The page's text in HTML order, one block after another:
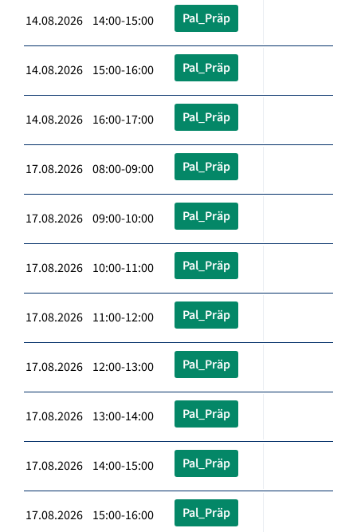
14.08.2026 14:00-15:00 Pal_Präp
14.08.2026 15:00-16:00 Pal_Präp
14.08.2026 16:00-17:00 Pal_Präp
17.08.2026 08:00-09:00 Pal_Präp
17.08.2026 09:00-10:00 Pal_Präp
17.08.2026 10:00-11:00 Pal_Präp
17.08.2026 11:00-12:00 Pal_Präp
17.08.2026 12:00-13:00 Pal_Präp
17.08.2026 13:00-14:00 Pal_Präp
17.08.2026 14:00-15:00 Pal_Präp
17.08.2026 15:00-16:00 Pal_Präp